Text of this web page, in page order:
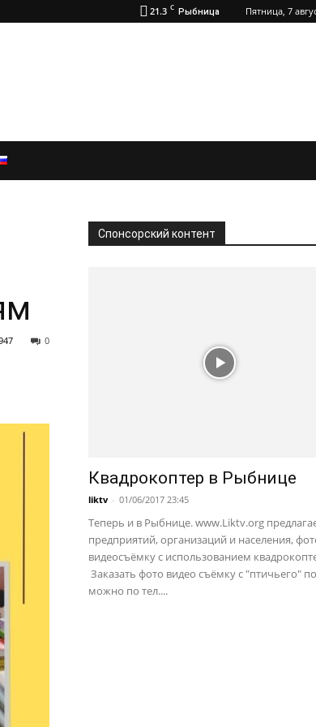
21.3 C Рыбница Пятница, 7
0
Спонсорский контент
Квадрокоптер в Рыбнице
liktv - 01/06/2017 23:45
Теперь и в Рыбнице. www.Liktv.org
предприятий, организаций и населения,
видеосъёмку с использованием
Заказать фото видео съёмку с "птичьего"
можно по тел....